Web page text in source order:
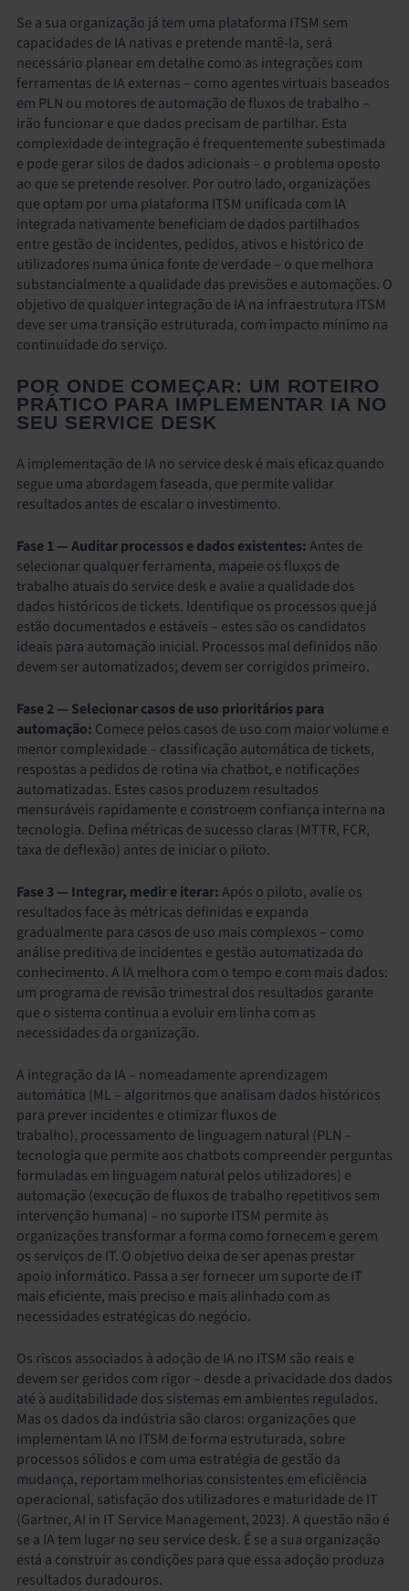
Se a sua organização já tem uma plataforma ITSM sem
capacidades de IA nativas e pretende mantê-la, será
necessário planear em detalhe como as integrações com
ferramentas de IA externas – como agentes virtuais baseados
em PLN ou motores de automação de fluxos de trabalho –
irão funcionar e que dados precisam de partilhar. Esta
complexidade de integração é frequentemente subestimada
e pode gerar silos de dados adicionais – o problema oposto
ao que se pretende resolver. Por outro lado, organizações
que optam por uma plataforma ITSM unificada com IA
integrada nativamente beneficiam de dados partilhados
entre gestão de incidentes, pedidos, ativos e histórico de
utilizadores numa única fonte de verdade – o que melhora
substancialmente a qualidade das previsões e automações. O
objetivo de qualquer integração de IA na infraestrutura ITSM
deve ser uma transição estruturada, com impacto mínimo na
continuidade do serviço.
POR ONDE COMEÇAR: UM ROTEIRO
PRÁTICO PARA IMPLEMENTAR IA NO
SEU SERVICE DESK
A implementação de IA no service desk é mais eficaz quando
segue uma abordagem faseada, que permite validar
resultados antes de escalar o investimento.
Fase 1 — Auditar processos e dados existentes:Antes de
selecionar qualquer ferramenta, mapeie os fluxos de
trabalho atuais do service desk e avalie a qualidade dos
dados históricos de tickets. Identifique os processos que já
estão documentados e estáveis – estes são os candidatos
ideais para automação inicial. Processos mal definidos não
devem ser automatizados; devem ser corrigidos primeiro.
Fase 2 — Selecionar casos de uso prioritários para
automação: Comece pelos casos de uso com maior volume e
menor complexidade – classificação automática de tickets,
respostas a pedidos de rotina via chatbot, e notificações
automatizadas. Estes casos produzem resultados
mensuráveis rapidamente e constroem confiança interna na
tecnologia. Defina métricas de sucesso claras (MTTR, FCR,
taxa de deflexão) antes de iniciar o piloto.
Fase 3 — Integrar, medir e iterar:Após o piloto, avalie os
resultados face às métricas definidas e expanda
gradualmente para casos de uso mais complexos – como
análise preditiva de incidentes e gestão automatizada do
conhecimento. A IA melhora com o tempo e com mais dados:
um programa de revisão trimestral dos resultados garante
que o sistema continua a evoluir em linha com as
necessidades da organização.
A integração da IA – nomeadamente aprendizagem
automática (ML – algoritmos que analisam dados históricos
para prever incidentes e otimizar fluxos de
trabalho), processamento de linguagem natural (PLN –
tecnologia que permite aos chatbots compreender perguntas
formuladas em linguagem natural pelos utilizadores) e
automação (execução de fluxos de trabalho repetitivos sem
intervenção humana) – no suporte ITSM permite às
organizações transformar a forma como fornecem e gerem
os serviços de IT. O objetivo deixa de ser apenas prestar
apoio informático. Passa a ser fornecer um suporte de IT
mais eficiente, mais preciso e mais alinhado com as
necessidades estratégicas do negócio.
Os riscos associados à adoção de IA no ITSM são reais e
devem ser geridos com rigor – desde a privacidade dos dados
até à auditabilidade dos sistemas em ambientes regulados.
Mas os dados da indústria são claros: organizações que
implementam IA no ITSM de forma estruturada, sobre
processos sólidos e com uma estratégia de gestão da
mudança, reportam melhorias consistentes em eficiência
operacional, satisfação dos utilizadores e maturidade de IT
(Gartner, AI in IT Service Management, 2023). A questão não é
se a IA tem lugar no seu service desk. É se a sua organização
está a construir as condições para que essa adoção produza
resultados duradouros.